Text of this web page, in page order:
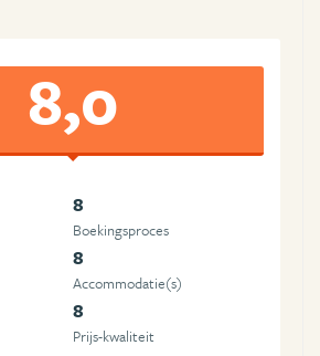
8,0
8
Boekingsproces
8
Accommodatie(s)
8
Prijs-kwaliteit